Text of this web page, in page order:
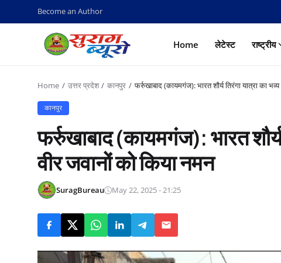
Become an Author
Home लेटेस्ट राष्ट्रीय
Home उत्तर प्रदेश कानपुर फर्रुखाबाद (कायमगंज): भारत शौर्य तिरंगा यात्रा का
कानपुर
फर्रुखाबाद (कायमगंज): भारत
वीर जवानों को किया नमन
SuragBureau May 22, 2025 - 21:25